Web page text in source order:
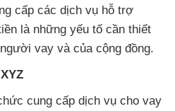
cấp các dịch vụ hỗ trợ
là những yếu tố cần thiết
vay và của cộng đồng.
cung cấp dịch vụ cho vay